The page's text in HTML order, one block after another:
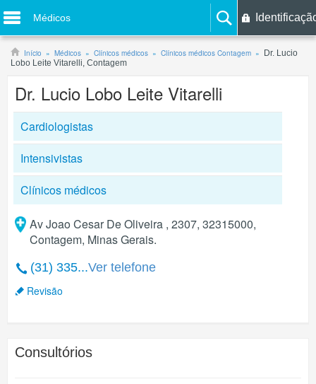
Médicos
Início Médicos Clínicos médicos Clínicos médicos Contagem
Dr. Lucio
Lobo Leite Vitarelli, Contagem
Dr. Lucio Lobo Leite Vitarelli
Cardiologistas
Intensivistas
Clínicos médicos
Av Joao Cesar De Oliveira , 2307, 32315000,
Contagem, Minas Gerais.
(31) 335...Ver telefone
Revisão
Consultórios